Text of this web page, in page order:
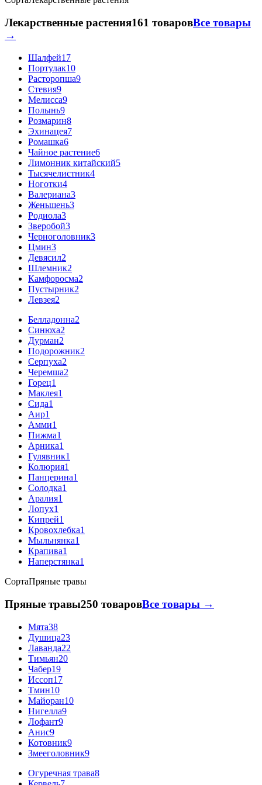
Лекарственные растения161 товаровВсе товары
→
Шалфей17
Портулак10
Расторопша9
Стевия9
Мелисса9
Полынь9
Розмарин8
Эхинацея7
Ромашка6
Чайное растение6
Лимонник китайский5
Тысячелистник4
Ноготки4
Валериана3
Женьшень3
Родиола3
Зверобой3
Черноголовник3
Цмин3
Девясил2
Шлемник2
Камфоросма2
Пустырник2
Левзея2
Белладонна2
Синюха2
Дурман2
Подорожник2
Серпуха2
Черемша2
Горец1
Маклея1
Сида1
Аир1
Амми1
Пижма1
Арника1
Гулявник1
Колюрия1
Панцерина1
Солодка1
Аралия1
Лопух1
Кипрей1
Кровохлебка1
Мыльнянка1
Крапива1
Наперстянка1
СортаПряные травы
Пряные травы250 товаровВсе товары →
Мята38
Душица23
Лаванда22
Тимьян20
Чабер19
Иссоп17
Тмин10
Майоран10
Нигелла9
Лофант9
Анис9
Котовник9
Змееголовник9
Огуречная трава8